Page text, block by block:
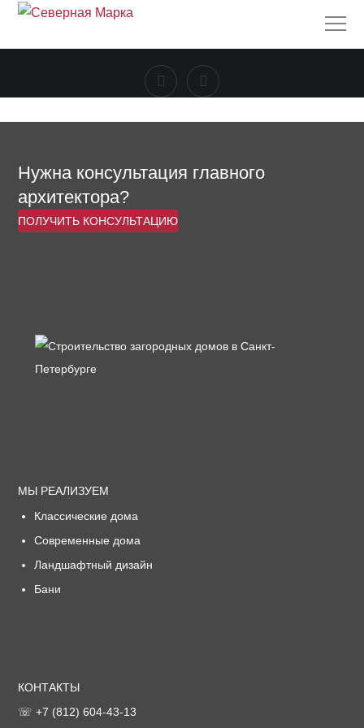
Нужна консультация главного
архитектора?
ПОЛУЧИТЬ КОНСУЛЬТАЦИЮ
МЫ РЕАЛИЗУЕМ
Классические дома
Современные дома
Ландшафтный дизайн
Бани
КОНТАКТЫ
☏ +7 (812) 604-43-13